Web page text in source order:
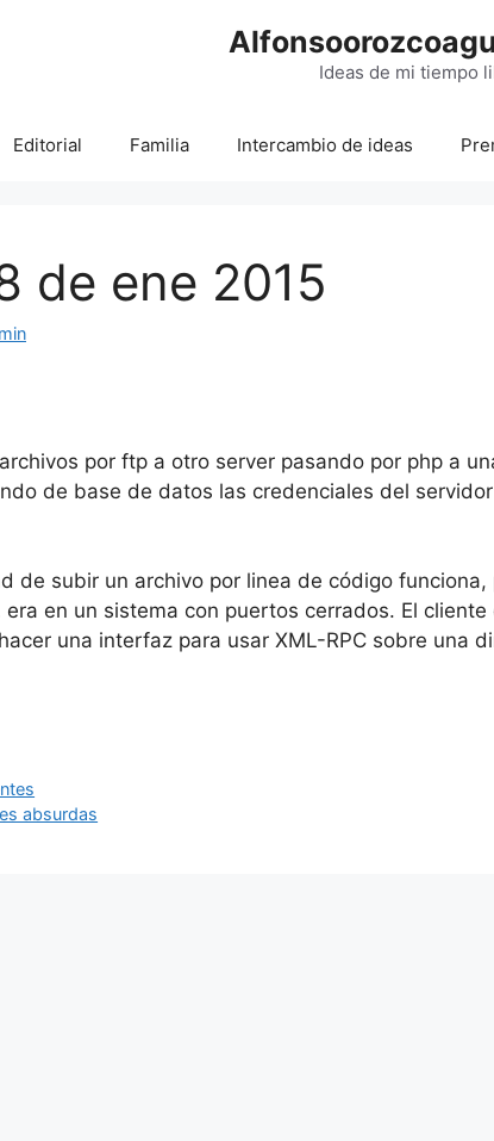
Ideas de mi tiempo
Editorial Familia Intercambio de ideas
de ene 2015
por ftp a otro server pasando por php a
de base de datos las credenciales del
de subir un archivo por linea de código funciona,
en un sistema con puertos cerrados. El
una interfaz para usar XML-RPC sobre una
absurdas